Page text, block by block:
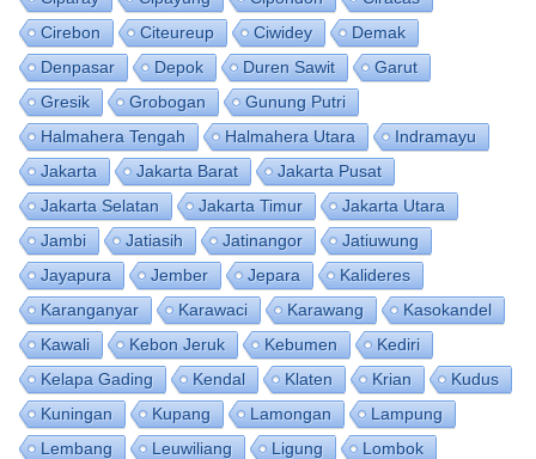
Cirebon
Citeureup Ciwidey
Demak
Denpasar
Depok Duren Sawit
Garut
Gresik
Grobogan
Gunung Putri
Halmahera Tengah
Halmahera Utara
Indramayu
Jakarta
Jakarta Barat
Jakarta Pusat
Jakarta Selatan
Jakarta Timur
Jakarta Utara
Jambi
Jatiasih Jatinangor
Jatiuwung
Jayapura
Jember Jepara
Kalideres
Karanganyar
Karawaci Karawang
Kasokandel
Kawali
Kebon Jeruk Kebumen
Kediri
Kelapa Gading
Kendal Klaten Krian
Kudus
Kuningan
Kupang Lamongan
Lampung
Lembang
Leuwiliang Ligung
Lombok